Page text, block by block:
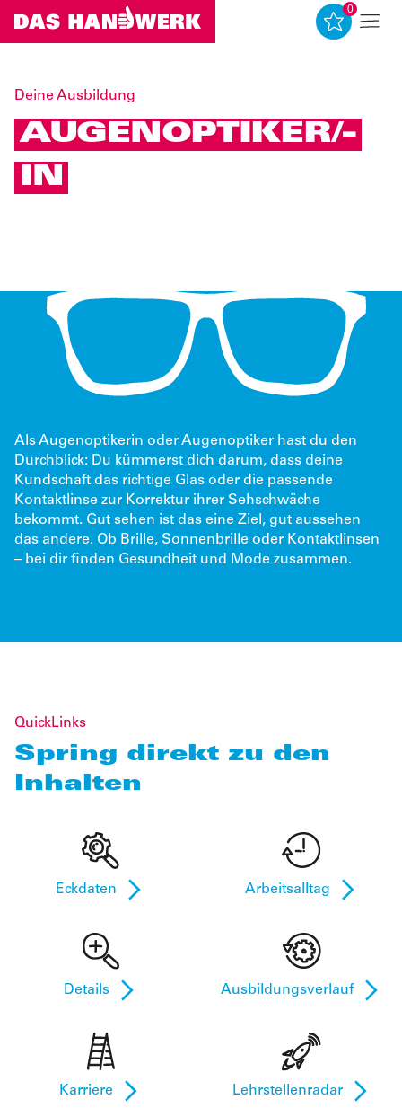
0
Deine Ausbildung
AUGENOPTIKER/-
IN
Als Augenoptikerin oder Augenoptiker hast du den
Durchblick: Du kümmerst dich darum, dass deine
Kundschaft das richtige Glas oder die passende
Kontaktlinse zur Korrektur ihrer Sehschwäche
bekommt. Gut sehen ist das eine Ziel, gut aussehen
das andere. Ob Brille, Sonnenbrille oder Kontaktlinsen
– bei dir finden Gesundheit und Mode zusammen.
QuickLinks
Spring direkt zu den
Inhalten
Eckdaten Arbeitsalltag
Details Ausbildungsverlauf
Karriere Lehrstellenradar